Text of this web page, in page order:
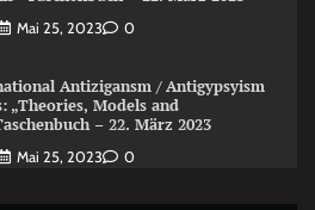
Mai 25, 2023 0
Antizigansm / Antigypsyism
„Theories, Models and
– 22. März 2023
Mai 25, 2023 0